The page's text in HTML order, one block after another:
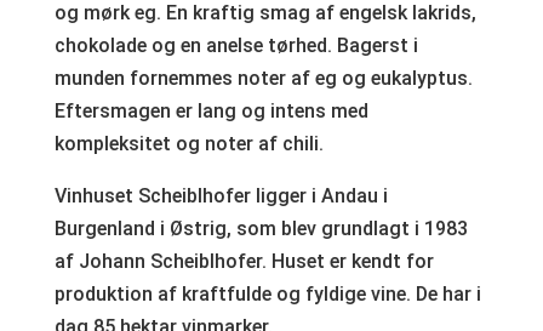
og mørk eg. En kraftig smag af engelsk lakrids,
chokolade og en anelse tørhed. Bagerst i
munden fornemmes noter af eg og eukalyptus.
Eftersmagen er lang og intens med
kompleksitet og noter af chili.
Vinhuset Scheiblhofer ligger i Andau i
Burgenland i Østrig, som blev grundlagt i 1983
af Johann Scheiblhofer. Huset er kendt for
produktion af kraftfulde og fyldige vine. De har i